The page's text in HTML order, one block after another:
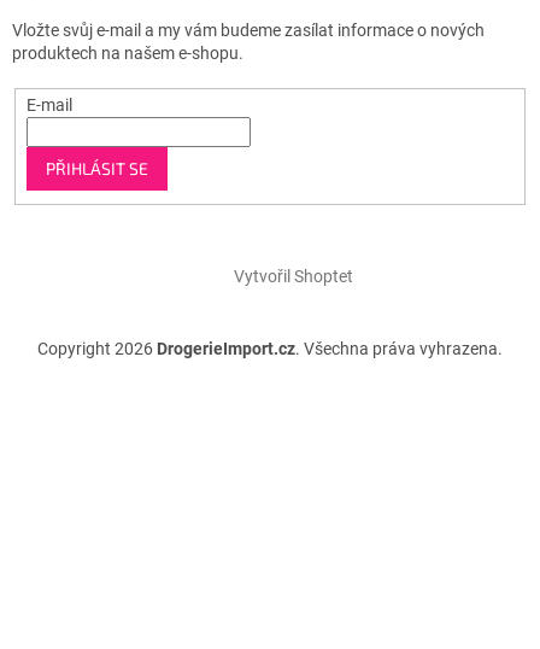
Vložte svůj e-mail a my vám budeme zasílat informace o nových
produktech na našem e-shopu.
E-mail
PŘIHLÁSIT SE
Vytvořil Shoptet
Copyright 2026 DrogerieImport.cz. Všechna práva vyhrazena.